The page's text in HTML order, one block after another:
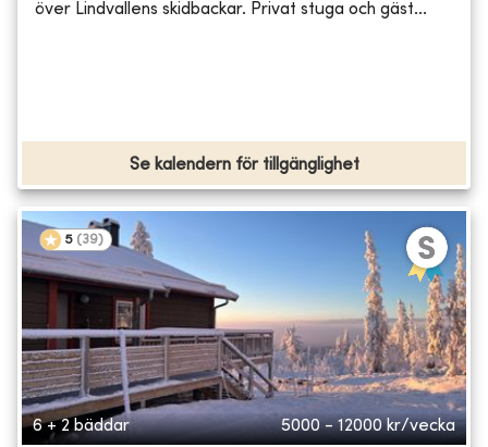
över Lindvallens skidbackar. Privat stuga och gäst...
Se kalendern för tillgänglighet
5 (39)
6 + 2 bäddar 5000 - 12000 kr/vecka